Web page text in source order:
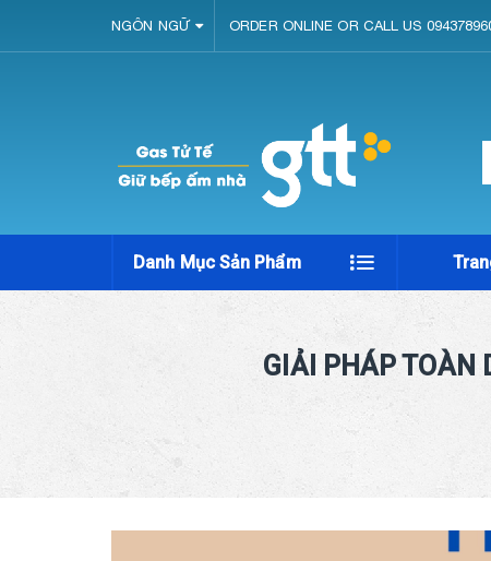
NGÔN NGỮ ORDER ONLINE OR CALL US
Danh Mục Sản Phẩm
GIẢI PHÁP TOÀN